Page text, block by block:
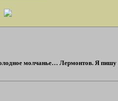
молчанье… Лермонтов. Я пишу